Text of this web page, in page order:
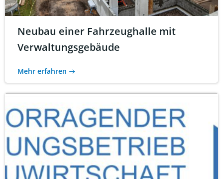
Neubau einer Fahrzeughalle mit
Verwaltungsgebäude
Mehr erfahren